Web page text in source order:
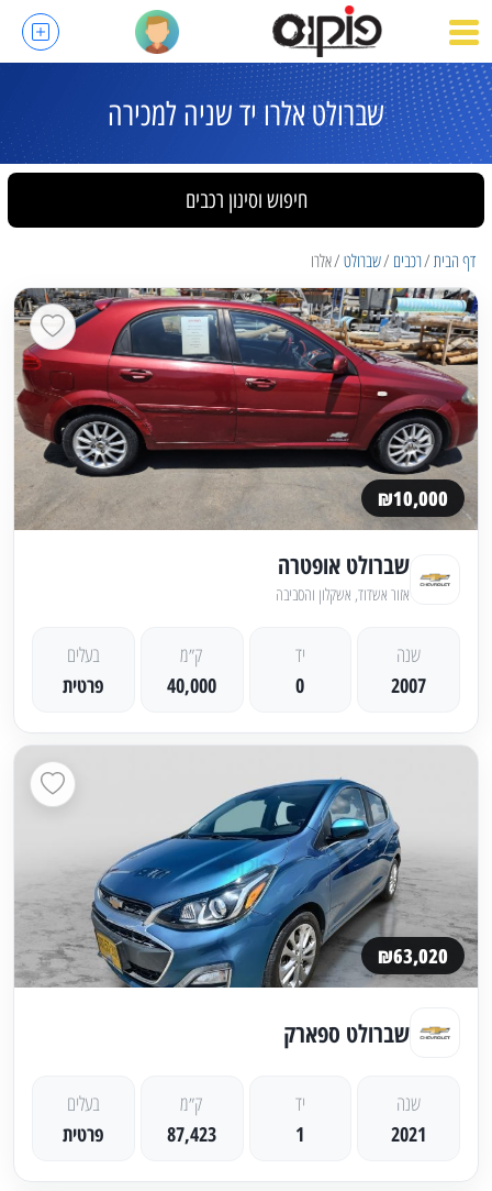
שברולט אלרו יד שניה למכירה
חיפוש וסינון רכבים
דף הבית רכבים שברולט אלרו
₪10,000
שברולט אופטרה
אזור אשדוד, אשקלון והסביבה
שנה
2007
יד
0
ק״מ
40,000
בעלים
פרטית
₪63,020
שברולט ספארק
שנה
2021
יד
1
ק״מ
87,423
בעלים
פרטית